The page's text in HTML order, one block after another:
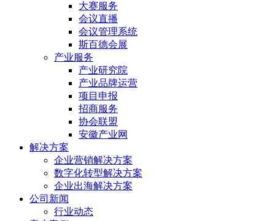
大赛服务
会议直播
会议管理系统
斯百德会展
产业服务
产业研究院
产业品牌运营
项目申报
招商服务
协会联盟
安徽产业网
解决方案
企业营销解决方案
数字化转型解决方案
企业出海解决方案
公司新闻
行业动态